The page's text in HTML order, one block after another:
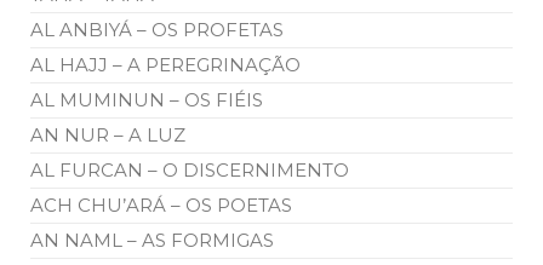
AL ANBIYÁ – OS PROFETAS
AL HAJJ – A PEREGRINAÇÃO
AL MUMINUN – OS FIÉIS
AN NUR – A LUZ
AL FURCAN – O DISCERNIMENTO
ACH CHU’ARÁ – OS POETAS
AN NAML – AS FORMIGAS